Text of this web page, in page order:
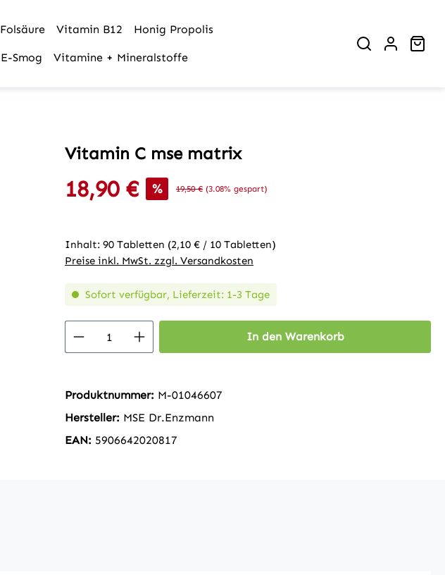
Folsäure Vitamin B12 Honig Propolis
E-Smog Vitamine + Mineralstoffe
Vitamin C mse matrix
Verkaufspreis:
18,90 € % Regulärer Preis:
19,50 € (3.08% gespart)
Inhalt: 90 Tabletten (2,10 € / 10 Tabletten)
Preise inkl. MwSt. zzgl. Versandkosten
Sofort verfügbar, Lieferzeit: 1-3 Tage
Produkt Anzahl: Gib den gewünschten Wert
In den Warenkorb
Produktnummer: M-01046607
Hersteller: MSE Dr.Enzmann
EAN: 5906642020817